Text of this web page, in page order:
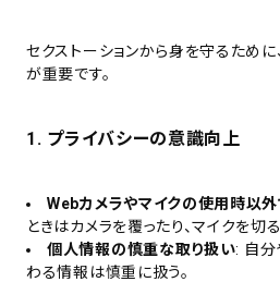
セクストーションから身を守るため
が重要です。
1. プライバシーの意識向上
Webカメラやマイクの使用時以外
ときはカメラを覆ったり、マイクを切る
個人情報の慎重な取り扱い: 自分
わる情報は慎重に扱う。